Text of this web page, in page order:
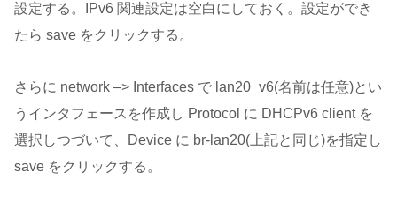
設定する。IPv6 関連設定は空白にしておく。設定ができ
たら save をクリックする。
さらに network –> Interfaces で lan20_v6(名前は任意)とい
うインタフェースを作成し Protocol に DHCPv6 client を
選択しつづいて、Device に br-lan20(上記と同じ)を指定し
save をクリックする。